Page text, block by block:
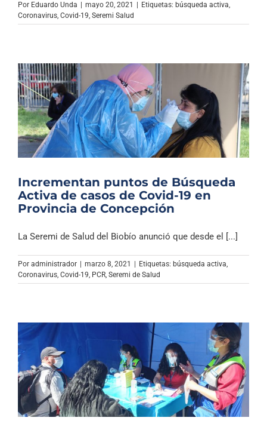
Por Eduardo Unda mayo 20, 2021 Etiquetas: búsqueda activa,
Coronavirus, Covid-19, Seremi Salud
Incrementan puntos de Búsqueda
Activa de casos de Covid-19 en
Provincia de Concepción
La Seremi de Salud del Biobío anunció que desde el [...]
Por administrador marzo 8, 2021 Etiquetas: búsqueda activa,
Coronavirus, Covid-19, PCR, Seremi de Salud